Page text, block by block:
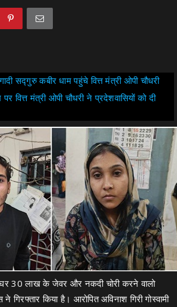
सद्गुरु कबीर धाम पहुंचे वित्त मंत्री ओपी चौधरी
वित्त मंत्री ओपी चौधरी ने प्रदेशवासियों को दी
घर 30 लाख के जेवर और नकदी चोरी करने वालो
गिरफ्तार किया है। आरोपित अविनाश गिरी गोस्वामी